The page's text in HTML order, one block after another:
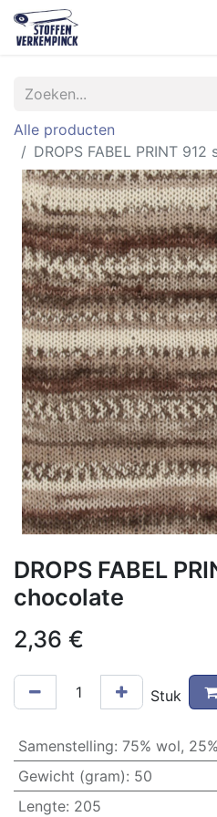
Alle producten
DROPS FABEL PRINT
DROPS FABEL
chocolate
2,36 €
Stuk
Samenstelling: 75% wol,
Gewicht (gram): 50
Lengte: 205